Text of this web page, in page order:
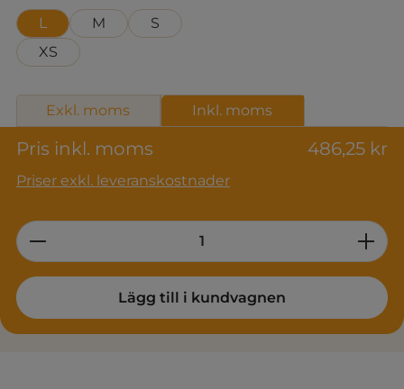
Pris inkl. moms 486,25 kr
Priser exkl. leveranskostnader
L
M
S
XS
Exkl. moms Inkl. moms
Product Quantity: Enter the desired
Lägg till i kundvagnen